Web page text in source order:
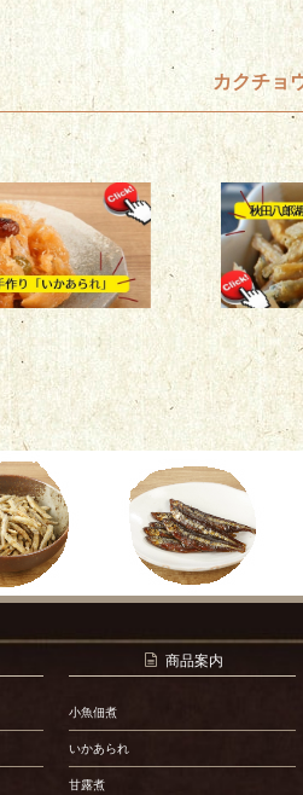
カクチョ
商品案内
小魚佃煮
いかあられ
甘露煮